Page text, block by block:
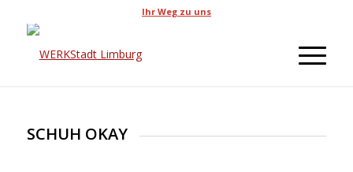
Ihr Weg zu uns
SCHUH OKAY